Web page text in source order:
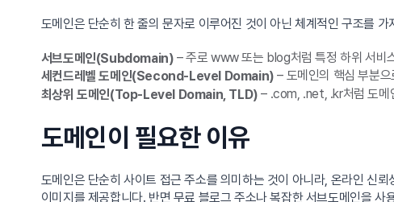
도메인은 단순히 한 줄의 문자로 이루어진 것이 아닌 체계적인 구조를
서브도메인(Subdomain) – 주로 www 또는 blog처럼 특정 하위 서비
세컨드레벨 도메인(Second-Level Domain) – 도메인의 핵심 부분
최상위 도메인(Top-Level Domain, TLD) – .com, .net, .kr처럼 도메
도메인이 필요한 이유
도메인은 단순히 사이트 접근 주소를 의미하는 것이 아니라, 온라인 신
이미지를 제공합니다. 반면 무료 블로그 주소나 복잡한 서브도메인을